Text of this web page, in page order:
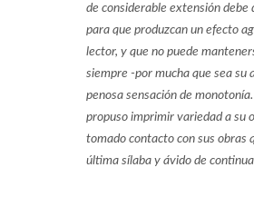
de considerable extensión debe
para que produzcan un efecto
lector, y que no puede
siempre -por mucha que sea su
penosa sensación de
propuso imprimir variedad a su
tomado contacto con sus obras
última sílaba y ávido de